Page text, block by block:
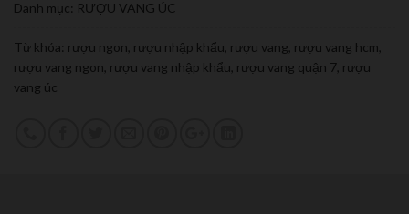
Danh mục: RƯỢU VANG ÚC
Từ khóa: rượu ngon rượu nhập khẩu rượu vang rượu vang hcm
rượu vang ngon rượu vang nhập khẩu rượu vang quận 7 rượu
vang úc